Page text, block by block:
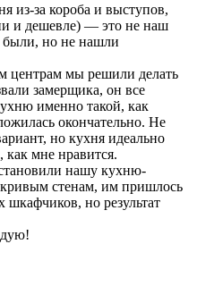
из-за короба и выступов,
и дешевле) — это не наш
но не нашли
центрам мы решили делать
замерщика, он все
именно такой, как
окончательно. Не
но кухня идеально
как мне нравится.
нашу кухню-
стенам, им пришлось
но результат